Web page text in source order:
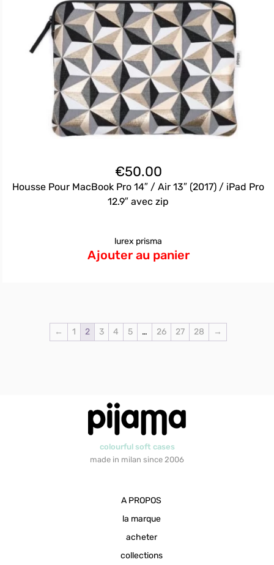
€50.00
Housse Pour MacBook Pro 14″ / Air 13″ (2017) / iPad Pro
12.9″ avec zip
lurex prisma
Ajouter au panier
← 1 2 3 4 5 … 26 27 28 →
colourful soft cases
made in milan since 2006
A PROPOS
la marque
acheter
collections